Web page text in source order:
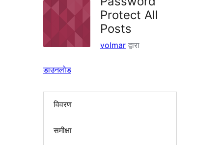
Protect All
Posts
volmar द्वारा
डाउनलोड
विवरण
समीक्षा